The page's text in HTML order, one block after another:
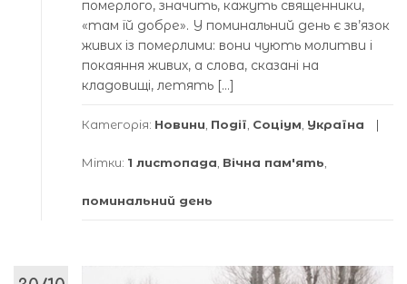
померлого, значить, кажуть священники,
«там їй добре». У поминальний день є зв’язок
живих із померлими: вони чують молитви і
покаяння живих, а слова, сказані на
кладовищі, летять […]
Категорія: Новини Події Соціум Україна
Мітки: 1 листопада Вічна пам'ять
поминальний день